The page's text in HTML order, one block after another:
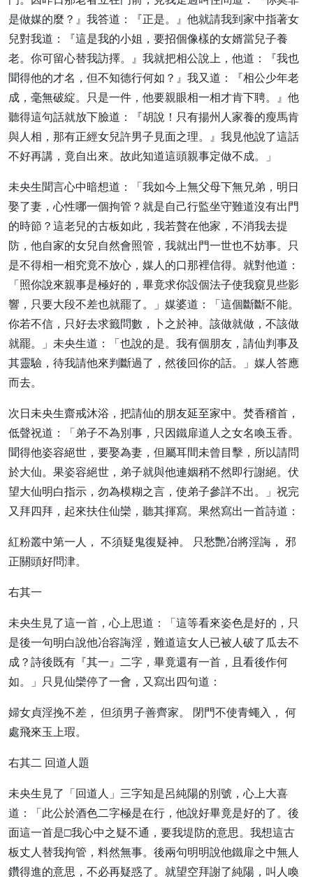
是做媒的麼？』我答道：『正是。』他就請我到家中指著女
兒對我道：『這是我的小姐，要招個像樣的女婿當兒子養
老。你可留心替我訪擇。』我就把相公說上，他道：『我也
聞得他的才名，但不知德行何如？』我又道：『相公少年老
成，毫無破綻。只是一件，他要親眼相一相才肯下聘。』他
聽得這句話就放下臉道：『胡說！只有揚州人家養的瘦馬肯
與人相，那有正經女兒許男子見面之理。』我見他說了這話
不好再講，竟自出來。故此知道這頭親事定做不成。」
未央生聞言心中暗想道：「我如今上無父母下無兄弟，明日
娶了妻，心性哪一個拘管？就是自己行監坐守難道沒有出門
的時節？這老兒的古板如此，我若贅在他家，不消我去提
防，他自家的女兒自然會照管，我就出門一世也不妨事。只
是不得相一相究竟不放心，媒人的口那裡信得。就對他道：
「照你說來親事是極好的，畢竟求你設個法子使我窺見些影
響，只要大段不差也就罷了。」媒婆道：「這個斷斷不能。
你若不信，只好去求籤問數，卜之於神。該做就做，不該做
就罷。」未央生道：「也說的是。我有個朋友，請仙判事及
其靈驗，待我請他來判斷過了，然後回你的話。」媒人答應
而去。
次日未央生齋戒沐浴，把請仙的朋友延至家中。焚香稽首，
低聲祝道：「弟子不為別事，只因鐵扉道人之女名喚玉香。
聞得他姿容絕世，要娶為妻，但屬耳間未曾目擊，所以請問
於大仙。果姿容絕世，弟子就與他連姻稍不然即行謝絕。伏
望大仙明白指示，勿為模糊之言，使弟子參詳不出。」祝完
又拜四拜，起來扶住仙欒，聽其揮寫。果然寫出一首詩道：
紅粉叢中第一人， 不須疑鬼復疑神。 只愁艷冶將淫誨， 邪
正關頭好問津。
右其一
未央生見了這一首，心上思道：「這等看來姿色是好的，只
是後一句明白說他冶容誨淫，難道這女人已被人破了瓜去不
成？詩後既有『其一』二字，畢竟還有一首，且看後作何
如。」只見仙欒停了一會，又寫出四句道：
婦女貞淫挽不差， 但須男子善齊家。 閉門不使青蠅入， 何
處飛來玉上瑕。
右其二 回道人題
未央生見了「回道人」三字知是呂純陽的別號，心上大喜
道：「此公於酒色二字極是在行，他說好畢竟是好的了。後
面這一首是□我心中之疑不通，要我堤防的意思。我想這古
板丈人替我拘管，料然無事。後兩句明明說他鐵扉之中無人
鑽得進的意思，不必再疑惑了。就望空拜謝了純陽，叫人喚